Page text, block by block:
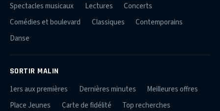
Spectacles musicaux
Lectures
Concerts
Comédies et boulevard
Classiques
Contemporains
Danse
SORTIR MALIN
1ers aux premières Dernières minutes
Meilleures offres
Place Jeunes
Carte de fidélité Top recherches